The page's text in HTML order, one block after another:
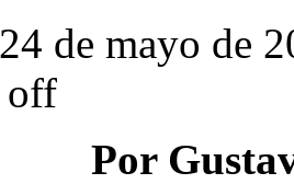
de mayo de
off
Por